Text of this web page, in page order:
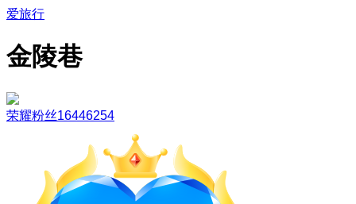
爱旅行
金陵巷
荣耀粉丝16446254